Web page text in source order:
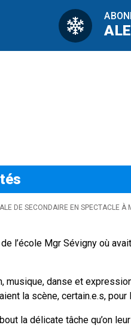
DE SECONDAIRE EN SPECTACLE À
l’école Mgr Sévigny où
musique, danse et
la scène, certain.e.s, pour
la délicate tâche qu’on